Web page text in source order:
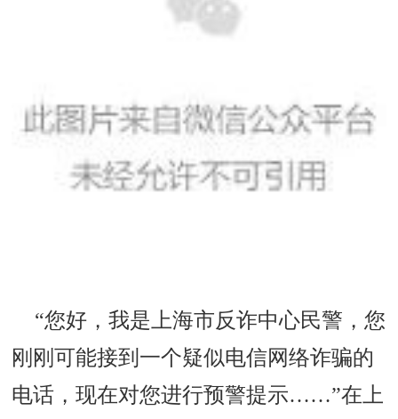
“您好，我是上海市反诈中心民警，您
刚刚可能接到一个疑似电信网络诈骗的
电话，现在对您进行预警提示……”在上